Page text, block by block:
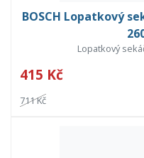
BOSCH Lopatkový
Lopatkový
415 Kč
711 Kč